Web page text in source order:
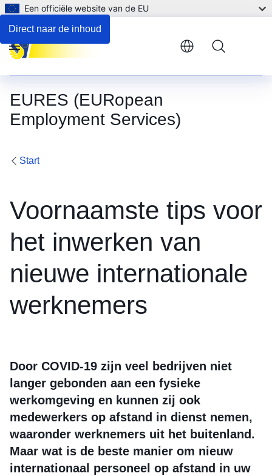
Direct naar de inhoud
Een officiële website van de EU
EURES (EURopean
Employment Services)
Menu
Start
Voornaamste tips voor
het inwerken van
nieuwe internationale
werknemers
Door COVID-19 zijn veel bedrijven niet
langer gebonden aan een fysieke
werkomgeving en kunnen zij ook
medewerkers op afstand in dienst nemen,
waaronder werknemers uit het buitenland.
Maar wat is de beste manier om nieuw
internationaal personeel op afstand in uw